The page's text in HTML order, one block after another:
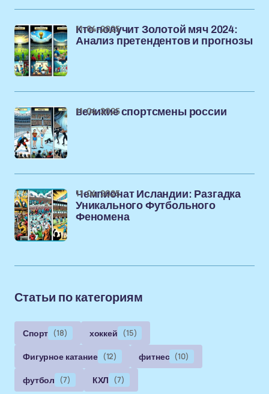
Кто получит Золотой мяч 2024:
Анализ претендентов и прогнозы
11-04-2025
великие спортсмены россии
11-04-2025
Чемпионат Исландии: Разгадка
Уникального Футбольного
Феномена
11-04-2025
Статьи по категориям
Спорт (18) хоккей (15)
Фигурное катание (12) фитнес (10)
футбол (7) КХЛ (7)